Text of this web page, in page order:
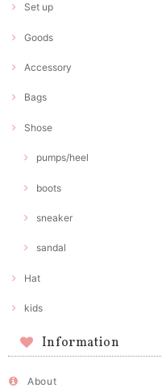
Set up
Goods
Accessory
Bags
Shose
pumps/heel
boots
sneaker
sandal
Hat
kids
Information
About